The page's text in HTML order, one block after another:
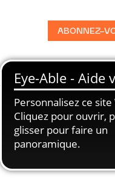
ABONNEZ-
PODCASTS